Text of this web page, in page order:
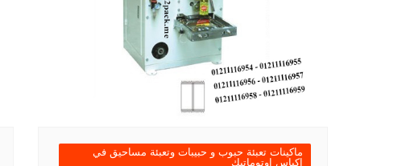
ماكينات تعبئة حبوب و حبيبات وتعبئة مساحيق في
اكياس اوتوماتيك